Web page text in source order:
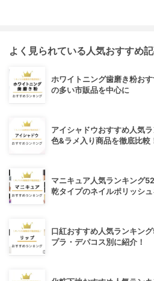
よく見られている人気おすすめ
ホワイトニング歯磨き粉お
の多い市販品を中心に
アイシャドウおすすめ人気
色&ラメ入り商品を徹底比較
マニキュア人気ランキング
乾タイプのネイルポリッシュ
口紅おすすめ人気ランキン
プラ・デパコス別に紹介！